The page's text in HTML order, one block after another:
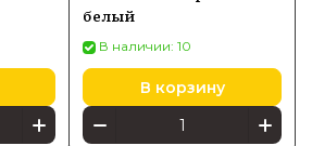
белый
В наличии: 10
В корзину